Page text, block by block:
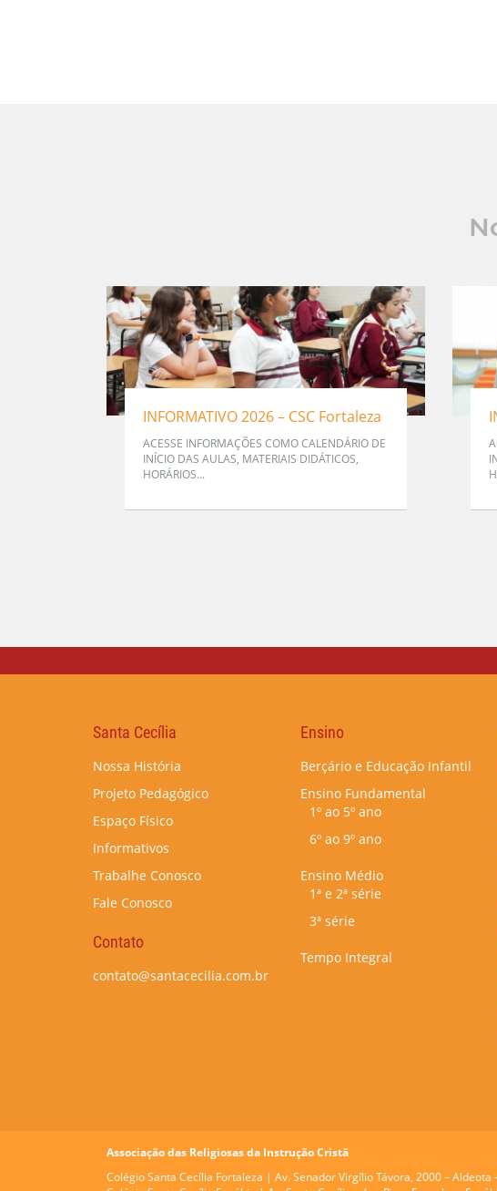
INFORMATIVO 2026 – CSC Fortaleza
ACESSE INFORMAÇÕES COMO CALENDÁRIO DE
INÍCIO DAS AULAS, MATERIAIS DIDÁTICOS,
HORÁRIOS...
Santa Cecília
Nossa História
Projeto Pedagógico
Espaço Físico
Informativos
Trabalhe Conosco
Fale Conosco
Contato
contato@santacecilia.com.br
Ensino
Berçário e Educação Infantil
Ensino Fundamental
1º ao 5º ano
6º ao 9º ano
Ensino Médio
1ª e 2ª série
3ª série
Tempo Integral
Associação das Religiosas da Instrução Cristã
Colégio Santa Cecília Fortaleza | Av. Senador Virgílio Távora, 2000 –